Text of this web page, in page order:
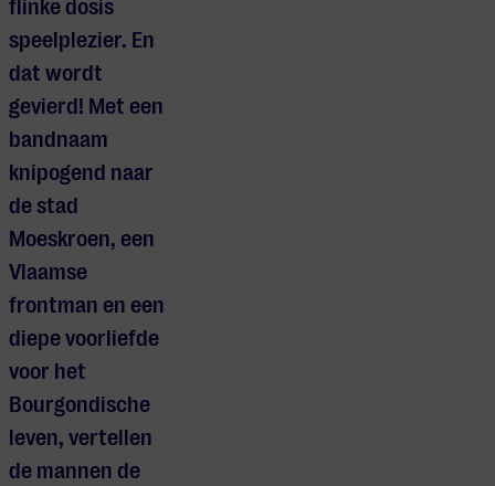
flinke dosis
speelplezier. En
dat wordt
gevierd! Met een
bandnaam
knipogend naar
de stad
Moeskroen, een
Vlaamse
frontman en een
diepe voorliefde
voor het
Bourgondische
leven, vertellen
de mannen de